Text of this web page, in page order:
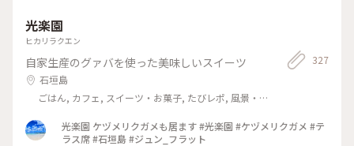
に戻れますように… #わたしの旅 #旅の思い出 #ことりっぷ沖
縄 #斎場御嶽
光楽園
ヒカリラクエン
自家生産のグァバを使った美味しいスイーツ
石垣島
ごはん, カフェ, スイーツ・お菓子, たびレポ, 風景・
327
光楽園 ケヅメリクガメも居ます #光楽園 #ケヅメリクガメ #テ
ラス席 #石垣島 #ジュン_フラット